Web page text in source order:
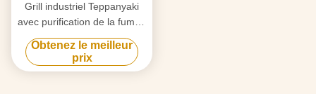
Grill industriel Teppanyaki
avec purification de la fumée
par triple flux d'air et
technologie anti-obstruction
Obtenez le meilleur
prix